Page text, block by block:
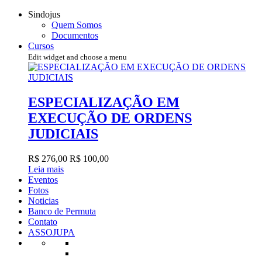
Sindojus
Quem Somos
Documentos
Cursos
Edit widget and choose a menu
ESPECIALIZAÇÃO EM
EXECUÇÃO DE ORDENS
JUDICIAIS
R$ 276,00 R$ 100,00
Leia mais
Eventos
Fotos
Noticias
Banco de Permuta
Contato
ASSOJUPA